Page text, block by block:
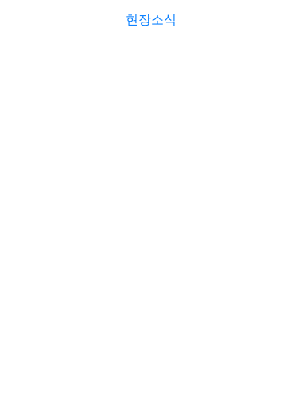
현장소식